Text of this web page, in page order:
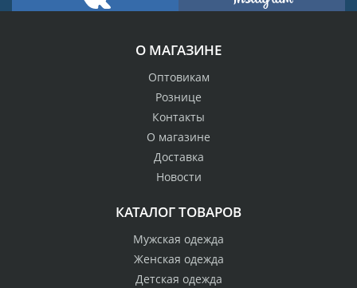
О МАГАЗИНЕ
Оптовикам
Рознице
Контакты
О магазине
Доставка
Новости
КАТАЛОГ ТОВАРОВ
Мужская одежда
Женская одежда
Детская одежда